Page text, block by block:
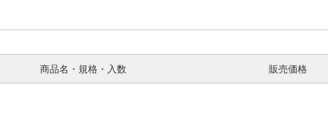
商品名・規格・入数 販売価格